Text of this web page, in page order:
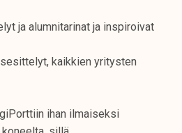
ja alumnitarinat ja inspiroivat
kaikkien yritysten
ihan ilmaiseksi